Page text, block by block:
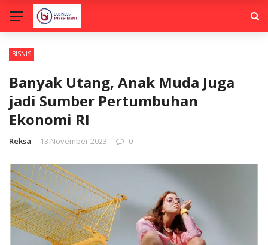
BISNIS
Banyak Utang, Anak Muda Juga
jadi Sumber Pertumbuhan
Ekonomi RI
Reksa 13 November 2023 0